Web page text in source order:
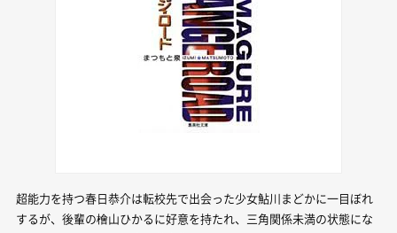
超能力を持つ春日恭介は転校先で出会った少女鮎川まどかに一目ぼれ
するが、後輩の檜山ひかるに好意を持たれ、三角関係未満の状態にな